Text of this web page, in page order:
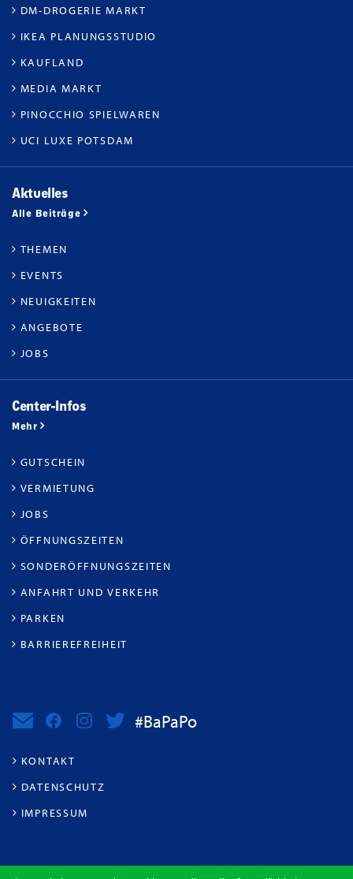
DM-DROGERIE MARKT
IKEA PLANUNGSSTUDIO
KAUFLAND
MEDIA MARKT
PINOCCHIO SPIELWAREN
UCI LUXE POTSDAM
Aktuelles
Alle Beiträge
THEMEN
EVENTS
NEUIGKEITEN
ANGEBOTE
JOBS
Center-Infos
Mehr
GUTSCHEIN
VERMIETUNG
JOBS
ÖFFNUNGSZEITEN
SONDERÖFFNUNGSZEITEN
ANFAHRT UND VERKEHR
PARKEN
BARRIEREFREIHEIT
#BaPaPo
KONTAKT
DATENSCHUTZ
IMPRESSUM